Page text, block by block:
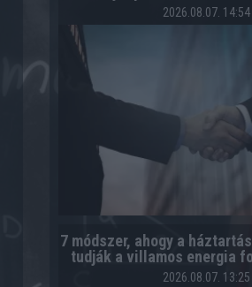
2026.08.07. 14:54
7 módszer, ahogy a
tudják a villamos energia
2026.08.07. 13:25